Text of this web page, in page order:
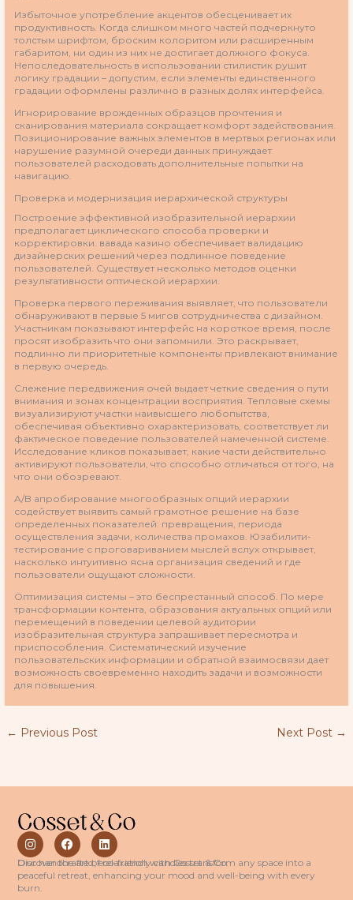
Избыточное употребление акцентов обесценивает их
продуктивность. Когда слишком много частей подчеркнуто
толстым шрифтом, броским колоритом или расширенным
габаритом, ни один из них не достигает должного фокуса.
Непоследовательность в использовании стилистик рушит
логику градации – допустим, если элементы единственного
градации оформлены различно в разных долях интерфейса.
Игнорирование врожденных образцов прочтения и
сканирования материала сокращает комфорт задействования.
Позиционирование важных элементов в мертвых регионах или
нарушение разумной очереди данных принуждает
пользователей расходовать дополнительные попытки на
навигацию.
Проверка и модернизация иерархической структуры
Построение эффективной изобразительной иерархии
предполагает циклического способа проверки и
корректировки. вавада казино обеспечивает валидацию
дизайнерских решений через подлинное поведение
пользователей. Существует несколько методов оценки
результативности оптической иерархии.
Проверка первого переживания выявляет, что пользователи
обнаруживают в первые 5 мигов сотрудничества с дизайном.
Участникам показывают интерфейс на короткое время, после
просят изобразить что они запомнили. Это раскрывает,
подлинно ли приоритетные компоненты привлекают внимание
в первую очередь.
Слежение передвижения очей выдает четкие сведения о пути
внимания и зонах концентрации восприятия. Тепловые схемы
визуализируют участки наивысшего любопытства,
обеспечивая объективно охарактеризовать, соответствует ли
фактическое поведение пользователей намеченной системе.
Исследование кликов показывает, какие части действительно
активируют пользователи, что способно отличаться от того, на
что они обозревают.
A/B апробирование многообразных опций иерархии
содействует выявить самый грамотное решение на базе
определенных показателей: превращения, периода
осуществления задачи, количества промахов. Юзабилити-
тестирование с проговариванием мыслей вслух открывает,
насколько интуитивно ясна организация сведений и где
пользователи ощущают сложности.
Оптимизация системы – это беспрестанный способ. По мере
трансформации контента, образования актуальных опций или
перемещений в поведении целевой аудитории
изобразительная структура запрашивает пересмотра и
приспособления. Систематический изучение
пользовательских информации и обратной взаимосвязи дает
возможность своевременно находить задачи и возможности
для повышения.
← Previous Post Next Post →
I
n
s
t
a
g
F
a
c
e
b
L
i
n
k
e
Discover the art of relaxation with Cosset & Co.
Our handcrafted, eco-friendly candles transform any space into a
peaceful retreat, enhancing your mood and well-being with every
burn.